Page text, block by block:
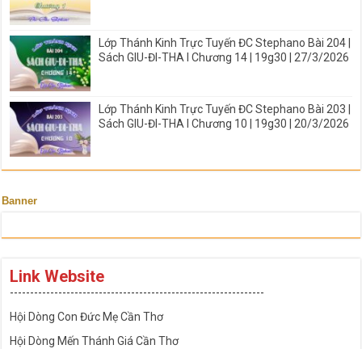
Lớp Thánh Kinh Trực Tuyến ĐC Stephano Bài 204 |
Sách GIU-ĐI-THA I Chương 14 | 19g30 | 27/3/2026
Lớp Thánh Kinh Trực Tuyến ĐC Stephano Bài 203 |
Sách GIU-ĐI-THA I Chương 10 | 19g30 | 20/3/2026
Banner
Link Website
---------------------------------------------------------------
Hội Dòng Con Đức Mẹ Cần Thơ
Hội Dòng Mến Thánh Giá Cần Thơ